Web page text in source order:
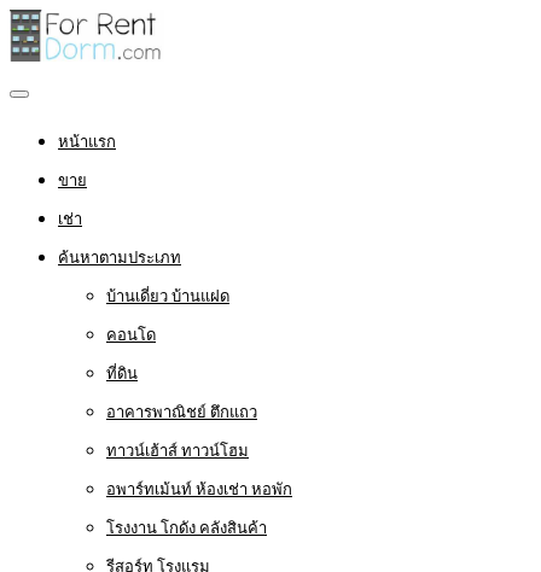
หน้าแรก
ขาย
เช่า
ค้นหาตามประเภท
บ้านเดี่ยว บ้านแฝด
คอนโด
ที่ดิน
อาคารพาณิชย์ ตึกแถว
ทาวน์เฮ้าส์ ทาวน์โฮม
อพาร์ทเม้นท์ ห้องเช่า หอพัก
โรงงาน โกดัง คลังสินค้า
รีสอร์ท โรงแรม